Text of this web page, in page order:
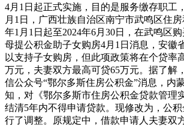
4月1日起正式实施，目的是服务缴存职工
月1日，广西壮族自治区南宁市武鸣区住
年1月1日起至2024年6月30日，在武鸣区
母提公积金助子女购房4月1日消息，安徽
以支持子女购房，但此项政策将在个贷率
万元，夫妻双方最高可贷65万元。据了解
信公众号“鄂尔多斯住房公积金”消息，内
知，对《鄂尔多斯市住房公积金贷款管理
结清5年内不得申请贷款。现修改为，公
行了调整。原规定中，借款申请人夫妻双